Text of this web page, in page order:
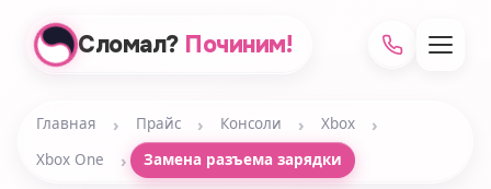
Сломал? Починим!
Главная › Прайс › Консоли › Xbox ›
Xbox One › Замена разъема зарядки